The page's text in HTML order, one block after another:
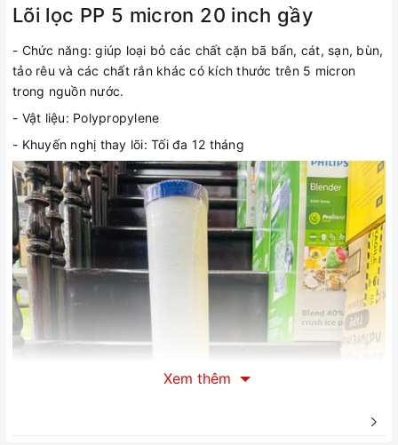
Lõi lọc PP 5 micron 20 inch gầy
- Chức năng: giúp loại bỏ các chất cặn bã bẩn, cát, sạn, bùn,
tảo rêu và các chất rắn khác có kích thước trên 5 micron
trong nguồn nước.
- Vật liệu: Polypropylene
- Khuyến nghị thay lõi: Tối đa 12 tháng
Xem thêm